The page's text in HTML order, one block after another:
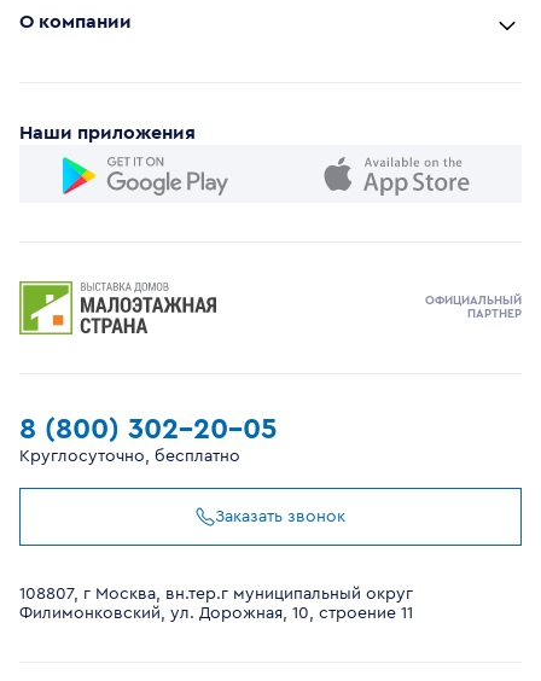
О компании
Наши приложения
8 (800) 302-20-05
Круглосуточно, бесплатно
Заказать звонок
ОФИЦИАЛЬНЫЙ
ПАРТНЕР
108807, г Москва, вн.тер.г муниципальный округ
Филимонковский, ул. Дорожная, 10, строение 11